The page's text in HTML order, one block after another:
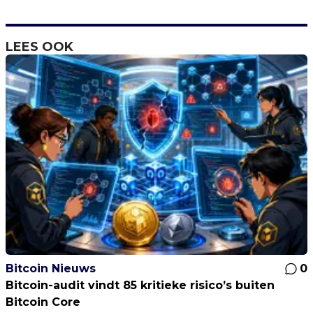
LEES OOK
Bitcoin Nieuws
0
Bitcoin-audit vindt 85 kritieke risico’s buiten
Bitcoin Core